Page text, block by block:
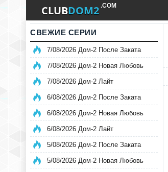
CLUBDOM2 .COM
СВЕЖИЕ СЕРИИ
7/08/2026 Дом-2 После Заката
7/08/2026 Дом-2 Новая Любовь
7/08/2026 Дом-2 Лайт
6/08/2026 Дом-2 После Заката
6/08/2026 Дом-2 Новая Любовь
6/08/2026 Дом-2 Лайт
5/08/2026 Дом-2 После Заката
5/08/2026 Дом-2 Новая Любовь